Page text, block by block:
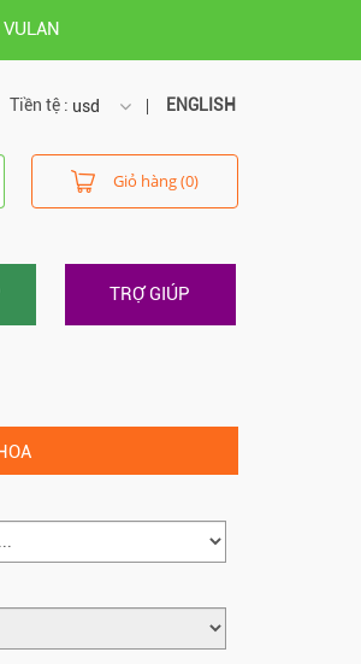
Tiền tệ : usd
usd
vnd
ENGLISH
Giỏ hàng (0)
TRỢ GIÚP